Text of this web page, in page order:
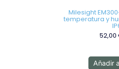
Milesight
temperatura y
52,00
Añadir